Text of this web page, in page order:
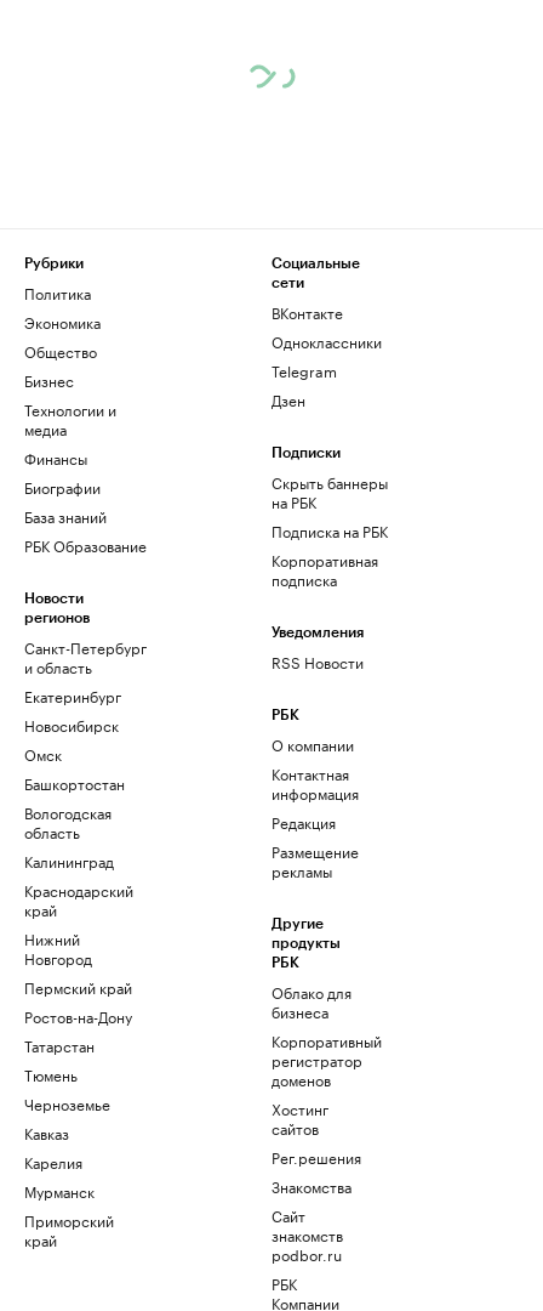
Рубрики
Политика
Экономика
Общество
Бизнес
Технологии и
медиа
Финансы
Биографии
База знаний
РБК Образование
Новости
регионов
Санкт-Петербург
и область
Екатеринбург
Новосибирск
Омск
Башкортостан
Вологодская
область
Калининград
Краснодарский
край
Нижний
Новгород
Пермский край
Ростов-на-Дону
Татарстан
Тюмень
Черноземье
Кавказ
Карелия
Мурманск
Приморский
край
Социальные
сети
ВКонтакте
Одноклассники
Telegram
Дзен
Подписки
Скрыть баннеры
на РБК
Подписка на РБК
Корпоративная
подписка
Уведомления
RSS Новости
РБК
О компании
Контактная
информация
Редакция
Размещение
рекламы
Другие
продукты
РБК
Облако для
бизнеса
Корпоративный
регистратор
доменов
Хостинг
сайтов
Рег.решения
Знакомства
Сайт
знакомств
podbor.ru
РБК
Компании